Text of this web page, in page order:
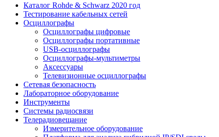
Каталог Rohde & Schwarz 2020 год
Тестирование кабельных сетей
Осциллографы
Осциллографы цифровые
Осциллографы портативные
USB-осциллографы
Осциллографы-мультиметры
Аксессуары
Телевизионные осциллографы
Сетевая безопасность
Лабораторное оборудование
Инструменты
Системы радиосвязи
Телерадиовещание
Измерительное оборудование